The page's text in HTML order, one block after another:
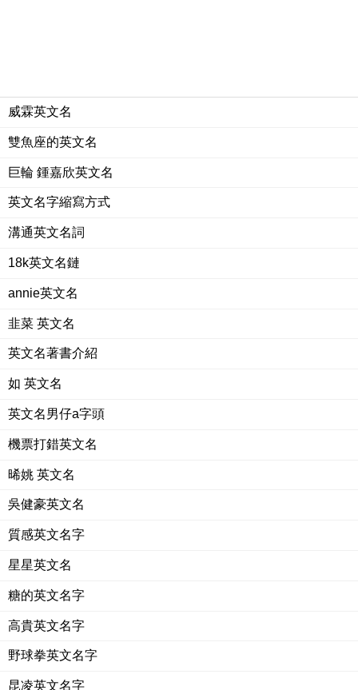
威霖英文名
雙魚座的英文名
巨輪 鍾嘉欣英文名
英文名字縮寫方式
溝通英文名詞
18k英文名鏈
annie英文名
韭菜 英文名
英文名著書介紹
如 英文名
英文名男仔a字頭
機票打錯英文名
晞姚 英文名
吳健豪英文名
質感英文名字
星星英文名
糖的英文名字
高貴英文名字
野球拳英文名字
昆凌英文名字